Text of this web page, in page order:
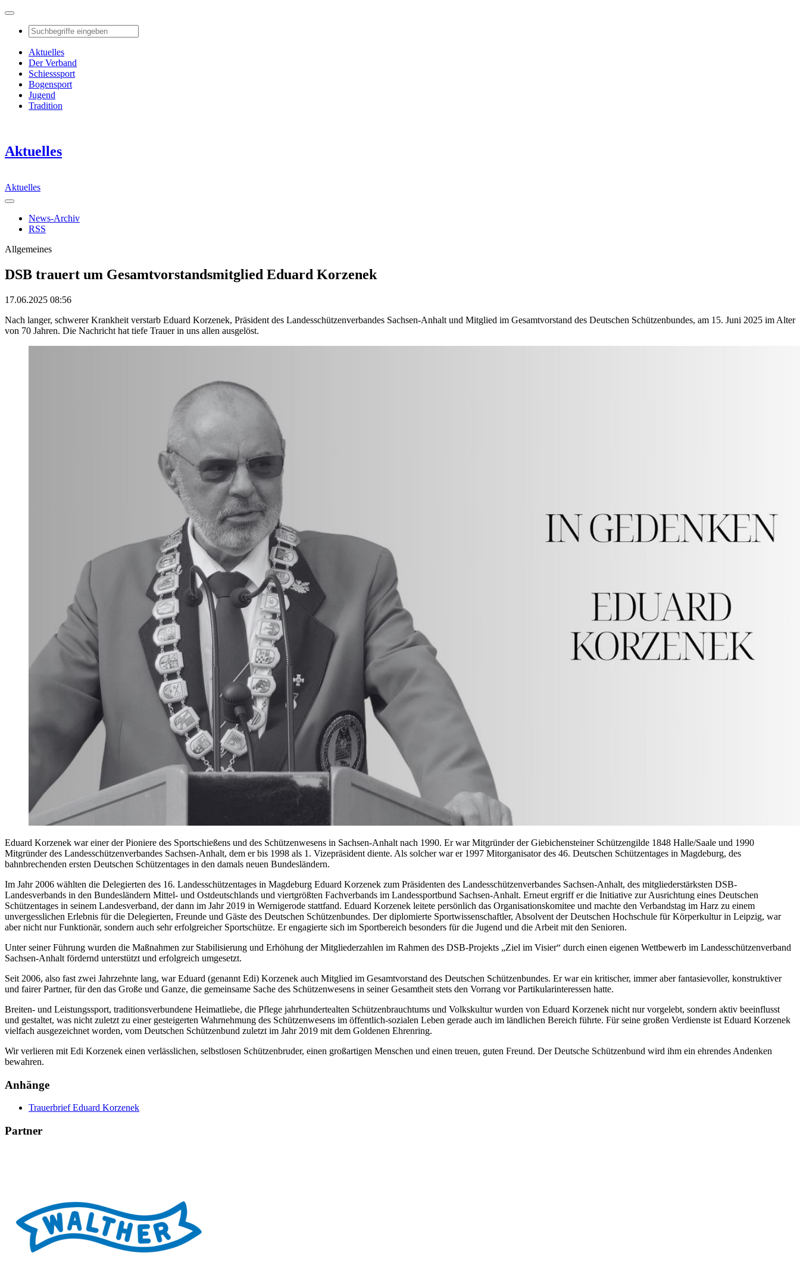
Aktuelles
Der Verband
Schiesssport
Bogensport
Jugend
Tradition
Aktuelles
Aktuelles
News-Archiv
RSS
Allgemeines
DSB trauert um Gesamtvorstandsmitglied Eduard Korzenek
17.06.2025 08:56
Nach langer, schwerer Krankheit verstarb Eduard Korzenek, Präsident des Landesschützenverbandes Sachsen-Anhalt und Mitglied im Gesamtvorstand des Deutschen Schützenbundes, am 15. Juni 2025 im Alter
von 70 Jahren. Die Nachricht hat tiefe Trauer in uns allen ausgelöst.
Eduard Korzenek war einer der Pioniere des Sportschießens und des Schützenwesens in Sachsen-Anhalt nach 1990. Er war Mitgründer der Giebichensteiner Schützengilde 1848 Halle/Saale und 1990
Mitgründer des Landesschützenverbandes Sachsen-Anhalt, dem er bis 1998 als 1. Vizepräsident diente. Als solcher war er 1997 Mitorganisator des 46. Deutschen Schützentages in Magdeburg, des
bahnbrechenden ersten Deutschen Schützentages in den damals neuen Bundesländern.
Im Jahr 2006 wählten die Delegierten des 16. Landesschützentages in Magdeburg Eduard Korzenek zum Präsidenten des Landesschützenverbandes Sachsen-Anhalt, des mitgliederstärksten DSB-
Landesverbands in den Bundesländern Mittel- und Ostdeutschlands und viertgrößten Fachverbands im Landessportbund Sachsen-Anhalt. Erneut ergriff er die Initiative zur Ausrichtung eines Deutschen
Schützentages in seinem Landesverband, der dann im Jahr 2019 in Wernigerode stattfand. Eduard Korzenek leitete persönlich das Organisationskomitee und machte den Verbandstag im Harz zu einem
unvergesslichen Erlebnis für die Delegierten, Freunde und Gäste des Deutschen Schützenbundes. Der diplomierte Sportwissenschaftler, Absolvent der Deutschen Hochschule für Körperkultur in Leipzig, war
aber nicht nur Funktionär, sondern auch sehr erfolgreicher Sportschütze. Er engagierte sich im Sportbereich besonders für die Jugend und die Arbeit mit den Senioren.
Unter seiner Führung wurden die Maßnahmen zur Stabilisierung und Erhöhung der Mitgliederzahlen im Rahmen des DSB-Projekts „Ziel im Visier“ durch einen eigenen Wettbewerb im Landesschützenverband
Sachsen-Anhalt fördernd unterstützt und erfolgreich umgesetzt.
Seit 2006, also fast zwei Jahrzehnte lang, war Eduard (genannt Edi) Korzenek auch Mitglied im Gesamtvorstand des Deutschen Schützenbundes. Er war ein kritischer, immer aber fantasievoller, konstruktiver
und fairer Partner, für den das Große und Ganze, die gemeinsame Sache des Schützenwesens in seiner Gesamtheit stets den Vorrang vor Partikularinteressen hatte.
Breiten- und Leistungssport, traditionsverbundene Heimatliebe, die Pflege jahrhundertealten Schützenbrauchtums und Volkskultur wurden von Eduard Korzenek nicht nur vorgelebt, sondern aktiv beeinflusst
und gestaltet, was nicht zuletzt zu einer gesteigerten Wahrnehmung des Schützenwesens im öffentlich-sozialen Leben gerade auch im ländlichen Bereich führte. Für seine großen Verdienste ist Eduard Korzenek
vielfach ausgezeichnet worden, vom Deutschen Schützenbund zuletzt im Jahr 2019 mit dem Goldenen Ehrenring.
Wir verlieren mit Edi Korzenek einen verlässlichen, selbstlosen Schützenbruder, einen großartigen Menschen und einen treuen, guten Freund. Der Deutsche Schützenbund wird ihm ein ehrendes Andenken
bewahren.
Anhänge
Trauerbrief Eduard Korzenek
Partner